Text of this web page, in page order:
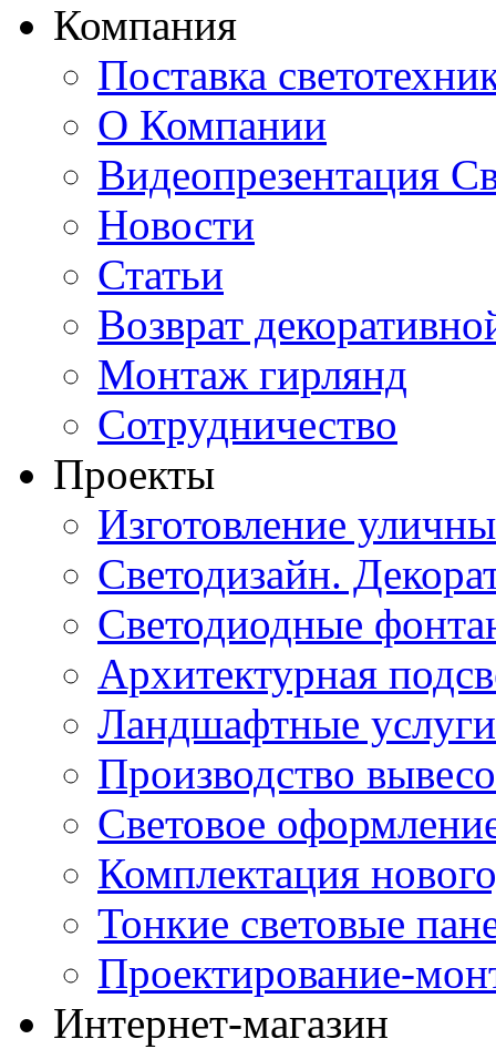
Компания
Поставка
О Компании
Видеопрезентация
Новости
Статьи
Возврат
Монтаж гирлянд
Сотрудничество
Проекты
Изготовление
Светодизайн.
Светодиодные
Архитектурная
Ландшафтные
Производство
Световое
Комплектация
Тонкие световые
Проектирование-
Интернет-магазин